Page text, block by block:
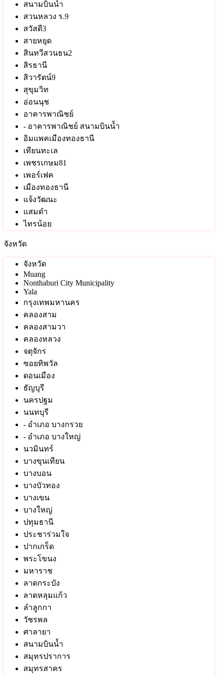
สนามบินน้ำ
สวนหลวง ร.9
สวัสดี3
สายหยุด
สินทวีสวนธน2
สิรธานี
สิวารัตน์9
สุขุมวิท
อ่อนนุช
อาคารพาณิชย์
- อาคารพาณิชย์ สนามบินน้ำ
อิมแพคเมืองทองธานี
เทียนทะเล
เพชรเกษม81
เพอร์เฟค
เมืองทองธานี
แจ้งวัฒนะ
แสมดำ
ไทรน้อย
จังหวัด
จังหวัด
Muang
Nonthaburi City Municipality
Yala
กรุงเทพมหานคร
คลองสาม
คลองสามวา
คลองหลวง
จตุจักร
ซอยทิพวัล
ดอนเมือง
ธัญบุรี
นครปฐม
นนทบุรี
- อำเภอ บางกรวย
- อำเภอ บางใหญ่
นวมินทร์
บางขุนเทียน
บางบอน
บางบัวทอง
บางเขน
บางใหญ่
ปทุมธานี
ประชาร่วมใจ
ปากเกร็ด
พระโขนง
มหาราช
ลาดกระบัง
ลาดหลุมแก้ว
ลำลูกกา
วัชรพล
ศาลายา
สนามบินน้ำ
สมุทรปราการ
สมุทรสาคร